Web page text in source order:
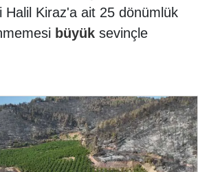
Halil Kiraz'a ait 25 dönümlük
büyük sevinçle